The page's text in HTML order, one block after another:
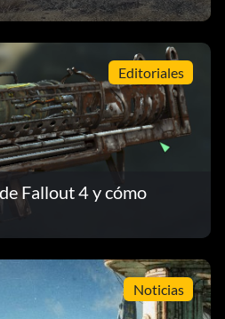
Editoriales
Fallout 4 y cómo
Noticias